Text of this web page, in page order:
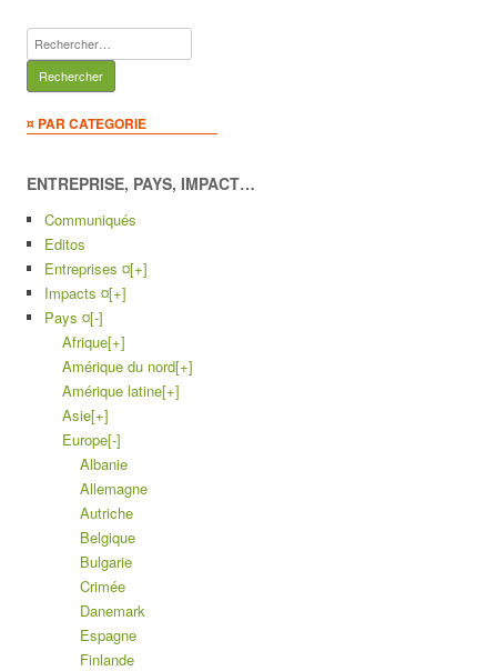
Rechercher :
¤ PAR CATEGORIE
ENTREPRISE, PAYS, IMPACT…
Communiqués
Editos
Entreprises ¤[+]
Impacts ¤[+]
Pays ¤[-]
Afrique[+]
Amérique du nord[+]
Amérique latine[+]
Asie[+]
Europe[-]
Albanie
Allemagne
Autriche
Belgique
Bulgarie
Crimée
Danemark
Espagne
Finlande